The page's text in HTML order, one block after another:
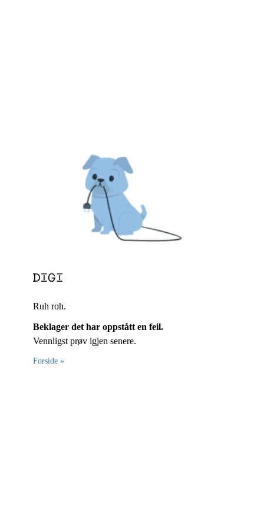
Ruh roh.
Beklager det har oppstått en feil.
Vennligst prøv igjen senere.
Forside »